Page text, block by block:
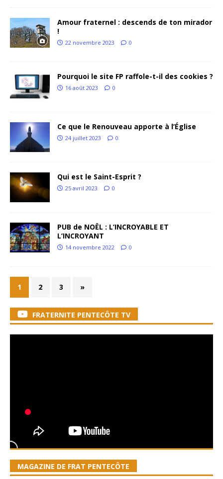
Amour fraternel : descends de ton mirador
!
22 novembre 2023 0
Pourquoi le site FP raffole-t-il des cookies ?
16 août 2023 0
Ce que le Renouveau apporte à l’Église
24 juillet 2023 0
Qui est le Saint-Esprit ?
25 avril 2023 0
PUB de NOËL : L’INCROYABLE ET
L’INCROYANT
14 novembre 2022 0
1 2 3 »
FRATERNITE PENTECÔTE TV
MAGAZINE DE FRAT PENTECÔTE